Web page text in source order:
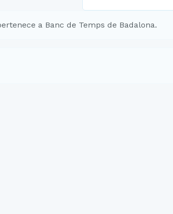
a Banc de Temps de Badalona.